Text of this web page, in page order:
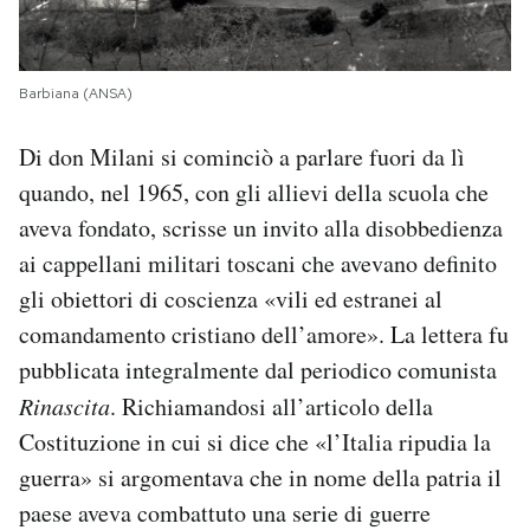
Barbiana (ANSA)
Di don Milani si cominciò a parlare fuori da lì
quando, nel 1965, con gli allievi della scuola che
aveva fondato, scrisse un invito alla disobbedienza
ai cappellani militari toscani che avevano definito
gli obiettori di coscienza «vili ed estranei al
comandamento cristiano dell’amore». La lettera fu
pubblicata integralmente dal periodico comunista
Rinascita. Richiamandosi all’articolo della
Costituzione in cui si dice che «l’Italia ripudia la
guerra» si argomentava che in nome della patria il
paese aveva combattuto una serie di guerre